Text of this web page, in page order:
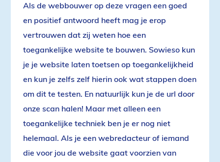
Als de webbouwer op deze vragen een goed
en positief antwoord heeft mag je erop
vertrouwen dat zij weten hoe een
toegankelijke website te bouwen. Sowieso kun
je je website laten toetsen op toegankelijkheid
en kun je zelfs zelf hierin ook wat stappen doen
om dit te testen. En natuurlijk kun je de url door
onze scan halen! Maar met alleen een
toegankelijke techniek ben je er nog niet
helemaal. Als je een webredacteur of iemand
die voor jou de website gaat voorzien van